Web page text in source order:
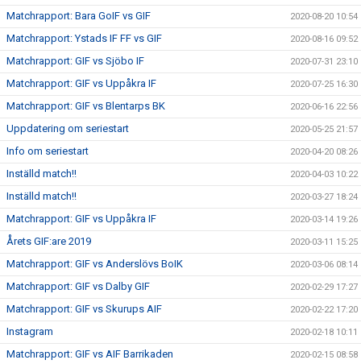
Matchrapport: Bara GoIF vs GIF 2020-08-20 10:54
Matchrapport: Ystads IF FF vs GIF 2020-08-16 09:52
Matchrapport: GIF vs Sjöbo IF 2020-07-31 23:10
Matchrapport: GIF vs Uppåkra IF 2020-07-25 16:30
Matchrapport: GIF vs Blentarps BK 2020-06-16 22:56
Uppdatering om seriestart 2020-05-25 21:57
Info om seriestart 2020-04-20 08:26
Inställd match!! 2020-04-03 10:22
Inställd match!! 2020-03-27 18:24
Matchrapport: GIF vs Uppåkra IF 2020-03-14 19:26
Årets GIF:are 2019 2020-03-11 15:25
Matchrapport: GIF vs Anderslövs BoIK 2020-03-06 08:14
Matchrapport: GIF vs Dalby GIF 2020-02-29 17:27
Matchrapport: GIF vs Skurups AIF 2020-02-22 17:20
Instagram 2020-02-18 10:11
Matchrapport: GIF vs AIF Barrikaden 2020-02-15 08:58